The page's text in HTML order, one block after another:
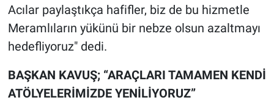
Acılar paylaştıkça hafifler, biz de bu hizmetle
Meramlıların yükünü bir nebze olsun azaltmayı
hedefliyoruz" dedi.
BAŞKAN KAVUŞ; “ARAÇLARI TAMAMEN KENDİ
ATÖLYELERİMİZDE YENİLİYORUZ”